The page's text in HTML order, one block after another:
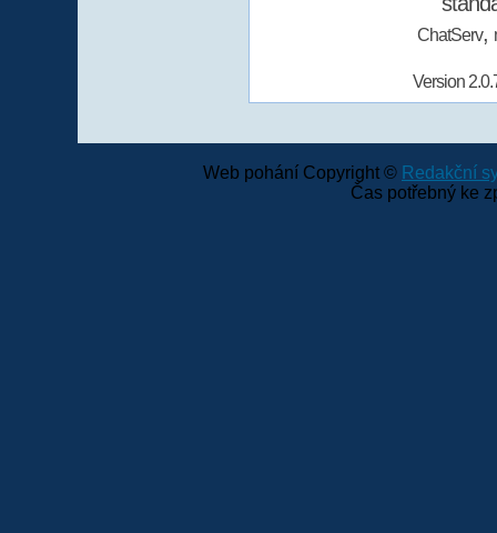
ChatServ,
Version
Web pohání Copyright © Redakční
Čas potřebný ke